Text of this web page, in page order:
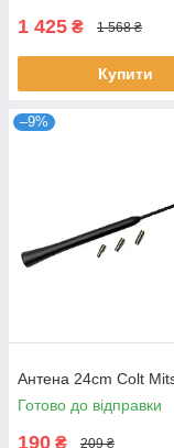
1 425 ₴ 1 568 ₴
Купити
–9%
Антена 24cm Colt
Готово до відправки
190 ₴ 209 ₴